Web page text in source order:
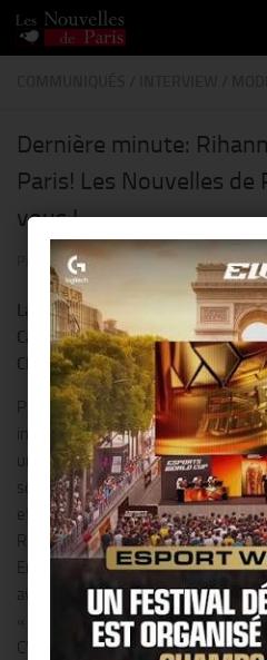
Skip to content
Dernière minute:
Paris! Les Nouvelles
vous !
THIERRY KER · PUBLIÉ5 JUIN 2014
La star présentait un nouveau T-
Café Paris qui lui offre 200.000
Clara Lionel Foundation », en
Pour sa venue dans la capitale
internationale avait donné rendez-
un peu avant 14h30 qu’elle a
soixantaine de médias français. La
et pétillante, dans une sexy tenue
Rihanna s’est prêtée volontiers au
En effet, la star américaine a
avec Hard Rock International
« The Clara Lionel Foundation »
C’est dans ce cadre qu’elle a